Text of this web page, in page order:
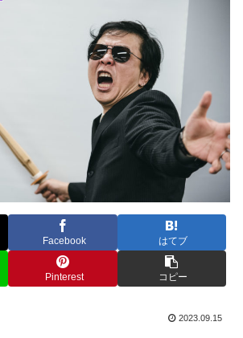
Facebook はてブ
Pinterest コピー
2023.09.15